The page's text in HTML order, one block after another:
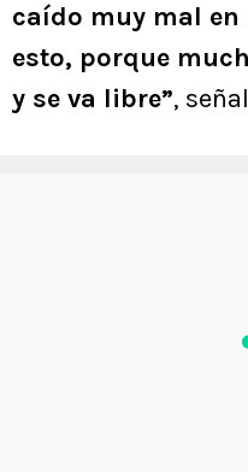
caído muy mal
esto, porque
y se va libre”,